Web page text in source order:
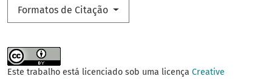
Formatos de Citação
Este trabalho está licenciado sob uma licença Creative